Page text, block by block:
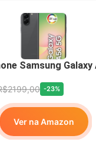
Samsung Galaxy
-23%
Ver na Amazon